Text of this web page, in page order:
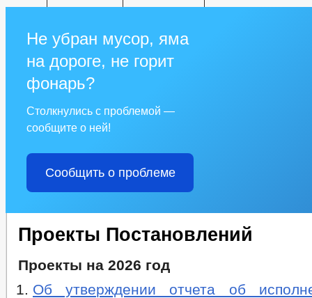
Не убран мусор, яма
на дороге, не горит
фонарь?
Столкнулись с проблемой —
сообщите о ней!
Сообщить о проблеме
Проекты Постановлений
Проекты на 2026 год
Об утверждении отчета об